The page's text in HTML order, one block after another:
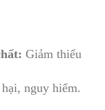
Giảm thiểu
nguy hiểm.